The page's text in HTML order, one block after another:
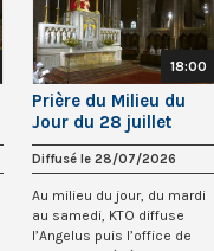
18:00
Prière du Milieu du
Jour du 28 juillet
2026 au Sacré-Coeur
de Montmartre
Diffusé le 28/07/2026
Au milieu du jour, du mardi
au samedi, KTO diffuse
l’Angelus puis l’office de